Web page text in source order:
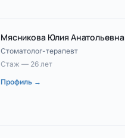
Мясникова Юлия Анатольевна
Стоматолог-терапевт
Стаж — 26 лет
Профиль →